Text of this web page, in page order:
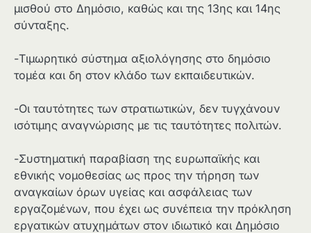
μισθού στο Δημόσιο, καθώς και της 13ης και 14ης
σύνταξης.
-Τιμωρητικό σύστημα αξιολόγησης στο δημόσιο
τομέα και δη στον κλάδο των εκπαιδευτικών.
-Οι ταυτότητες των στρατιωτικών, δεν τυγχάνουν
ισότιμης αναγνώρισης με τις ταυτότητες πολιτών.
-Συστηματική παραβίαση της ευρωπαϊκής και
εθνικής νομοθεσίας ως προς την τήρηση των
αναγκαίων όρων υγείας και ασφάλειας των
εργαζομένων, που έχει ως συνέπεια την πρόκληση
εργατικών ατυχημάτων στον ιδιωτικό και Δημόσιο